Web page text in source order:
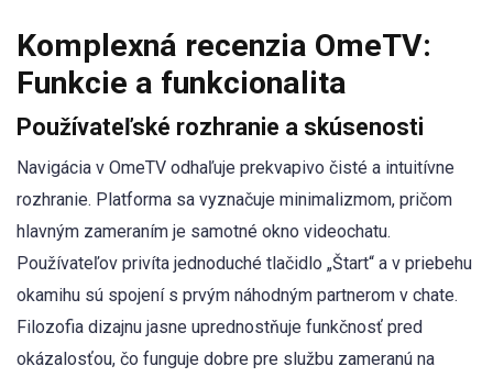
Komplexná recenzia OmeTV:
Funkcie a funkcionalita
Používateľské rozhranie a skúsenosti
Navigácia v OmeTV odhaľuje prekvapivo čisté a intuitívne
rozhranie. Platforma sa vyznačuje minimalizmom, pričom
hlavným zameraním je samotné okno videochatu.
Používateľov privíta jednoduché tlačidlo „Štart“ a v priebehu
okamihu sú spojení s prvým náhodným partnerom v chate.
Filozofia dizajnu jasne uprednostňuje funkčnosť pred
okázalosťou, čo funguje dobre pre službu zameranú na